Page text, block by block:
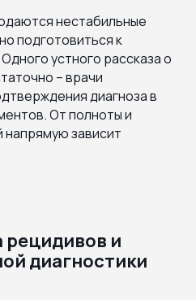
нестабильные
подготовиться к
устного рассказа о
– врачи
диагноза в
От полноты и
напрямую зависит
рецидивов и
диагностики